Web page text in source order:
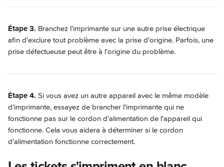
Étape 3. Branchez l'imprimante sur une autre prise électrique
afin d'exclure tout problème avec la prise d'origine. Parfois, une
prise défectueuse peut être à l'origine du problème.
Étape 4. Si vous avez un autre appareil avec le même modèle
d'imprimante, essayez de brancher l'imprimante qui ne
fonctionne pas sur le cordon d'alimentation de l'appareil qui
fonctionne. Cela vous aidera à déterminer si le cordon
d'alimentation fonctionne correctement.